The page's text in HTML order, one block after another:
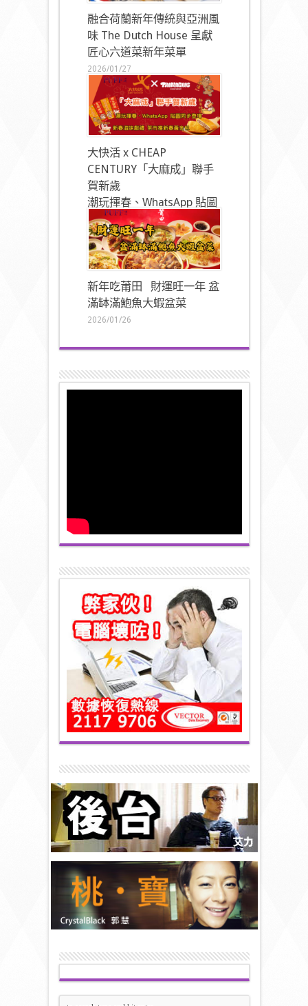
融合荷蘭新年傳統與亞洲風
味 The Dutch House 呈獻
匠心六道菜新年菜單
2026/01/27
大快活 x CHEAP
CENTURY「大麻成」聯手
賀新歲
潮玩揮春、WhatsApp 貼圖
同步登場
2026/01/27
新年吃莆田 財運旺一年 盆
滿缽滿鮑魚大蝦盆菜
2026/01/26